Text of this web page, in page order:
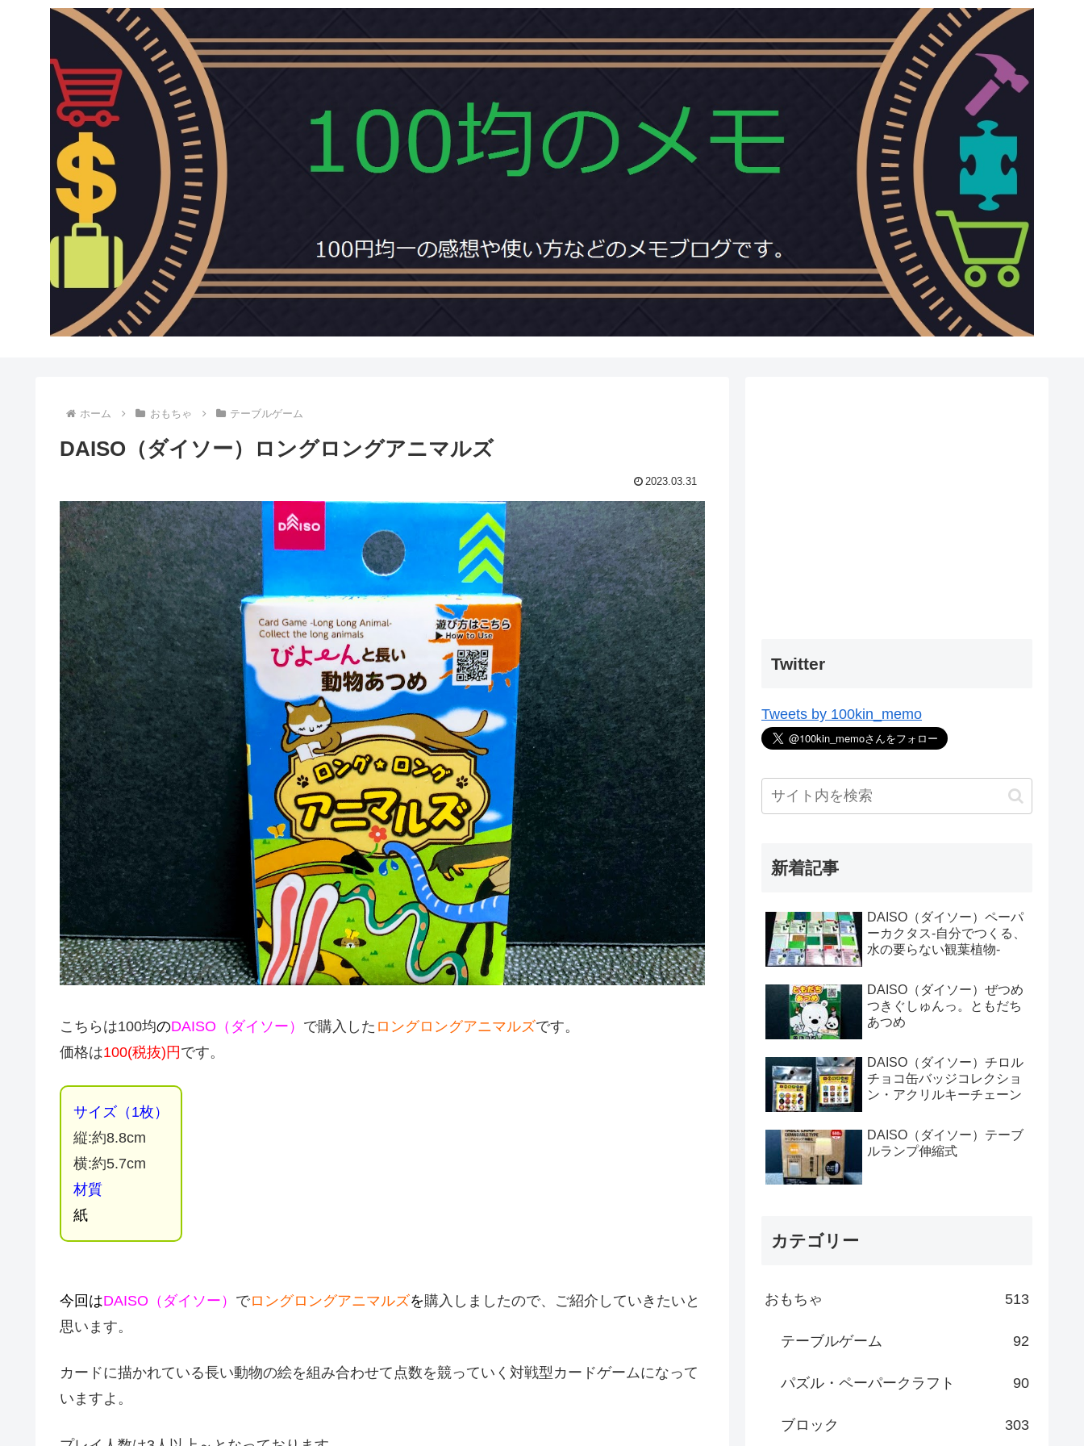
ホーム おもちゃ テーブルゲーム
DAISO（ダイソー）ロングロングアニマルズ
2023.03.31
こちらは100均のDAISO（ダイソー） で購入した ロングロングアニマルズです。
価格は100(税抜)円です。
サイズ（1枚）
縦:約8.8cm
横:約5.7cm
材質
紙
今回はDAISO（ダイソー） でロングロングアニマルズを購入しましたので、ご紹介していきたいと
思います。
カードに描かれている長い動物の絵を組み合わせて点数を競っていく対戦型カードゲームになって
いますよ。
Twitter
Tweets by 100kin_memo
新着記事
DAISO（ダイソー）ペーパ
ーカクタス-自分でつくる、
水の要らない観葉植物-
DAISO（ダイソー）ぜつめ
つきぐしゅんっ。ともだち
あつめ
DAISO（ダイソー）チロル
チョコ缶バッジコレクショ
ン・アクリルキーチェーン
DAISO（ダイソー）テーブ
ルランプ伸縮式
カテゴリー
おもちゃ 513
テーブルゲーム 92
パズル・ペーパークラフト 90
ブロック 303